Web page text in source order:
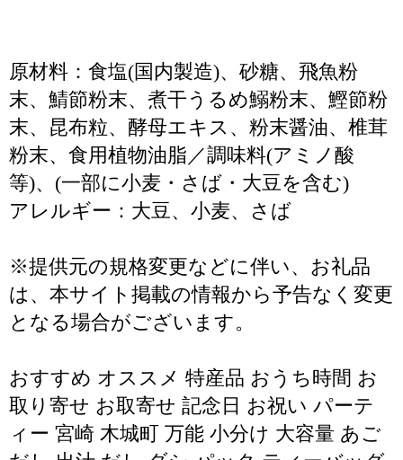
原材料：食塩(国内製造)、砂糖、飛魚粉
末、鯖節粉末、煮干うるめ鰯粉末、鰹節粉
末、昆布粒、酵母エキス、粉末醤油、椎茸
粉末、食用植物油脂／調味料(アミノ酸
等)、(一部に小麦・さば・大豆を含む)
アレルギー：大豆、小麦、さば
※提供元の規格変更などに伴い、お礼品
は、本サイト掲載の情報から予告なく変更
となる場合がございます。
おすすめ オススメ 特産品 おうち時間 お
取り寄せ お取寄せ 記念日 お祝い パーテ
ィー 宮崎 木城町 万能 小分け 大容量 あご